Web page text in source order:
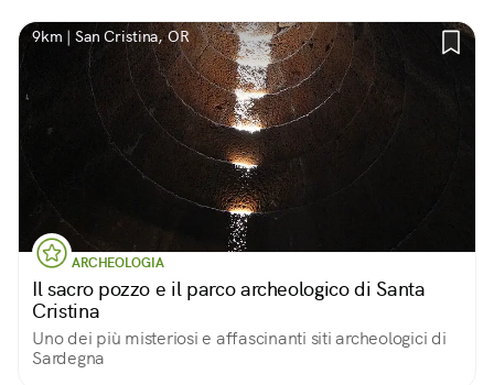
9km | San Cristina, OR
ARCHEOLOGIA
Il sacro pozzo e il parco archeologico di Santa
Cristina
Uno dei più misteriosi e affascinanti siti archeologici di
Sardegna